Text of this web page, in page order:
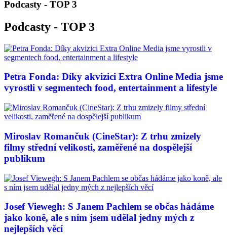
Podcasty - TOP 3
Podcasty - TOP 3
Petra Fonda: Díky akvizici Extra Online Media jsme
vyrostli v segmentech food, entertainment a lifestyle
Miroslav Romančuk (CineStar): Z trhu zmizely
filmy střední velikosti, zaměřené na dospělejší
publikum
Josef Viewegh: S Janem Pachlem se občas hádáme
jako koně, ale s ním jsem udělal jedny mých z
nejlepších věcí